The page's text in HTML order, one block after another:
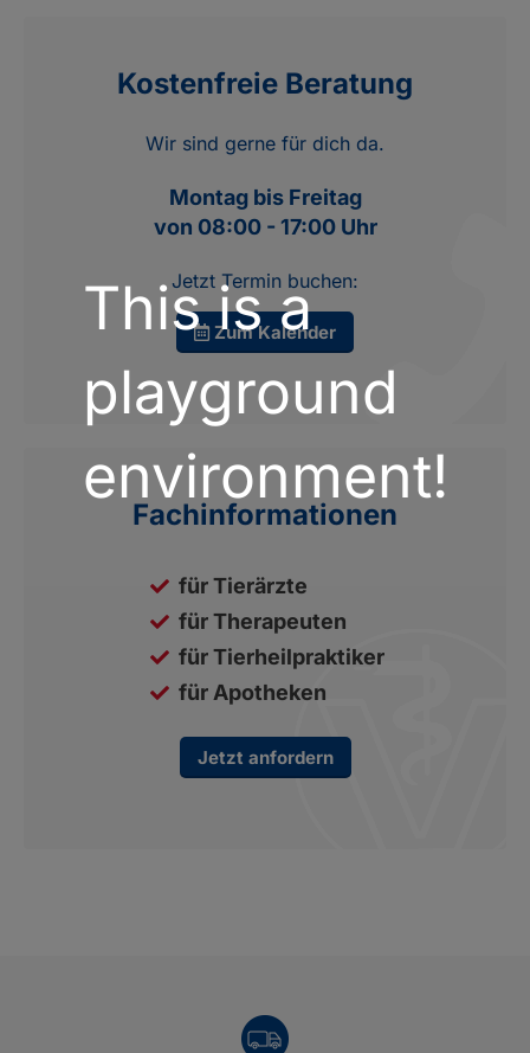
This is a
playground
environment!
Kostenfreie Beratung
Wir sind gerne für dich da.
Montag bis Freitag
von 08:00 - 17:00 Uhr
Jetzt Termin buchen:
Zum Kalender
Fachinformationen
für Tierärzte
für Therapeuten
für Tierheilpraktiker
für Apotheken
Jetzt anfordern